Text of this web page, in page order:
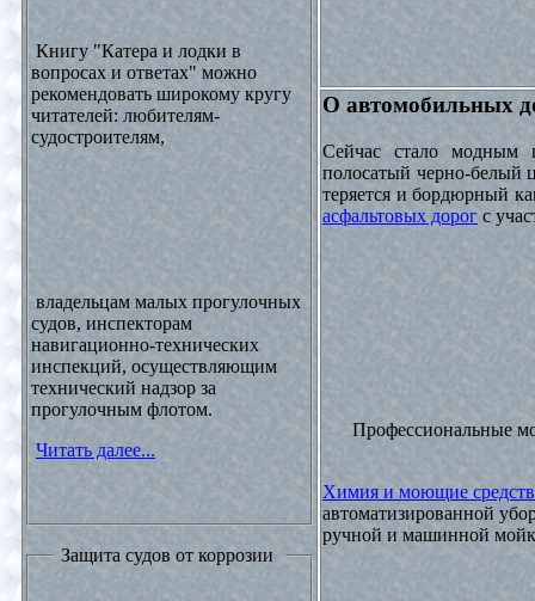
Книгу "Катера и лодки в
вопросах и ответах" можно
рекомендовать широкому кругу
читателей: любителям-
судостроителям,
владельцам малых прогулочных
судов, инспекторам
навигационно-технических
инспекций, осуществляющим
технический надзор за
прогулочным флотом.
Читать далее...
Защита судов от коррозии
О автомобильных
Сейчас стало модным
полосатый черно-белый
теряется и бордюрный
асфальтовых дорог с
Профессиональные
Химия и моющие
автоматизированной
ручной и машинной